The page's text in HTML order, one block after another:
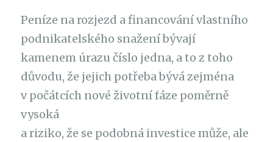
Peníze na rozjezd a financování vlastního
podnikatelského snažení bývají
kamenem úrazu číslo jedna, a to z toho
důvodu, že jejich potřeba bývá zejména
v počátcích nové životní fáze poměrně
vysoká
a riziko, že se podobná investice může, ale